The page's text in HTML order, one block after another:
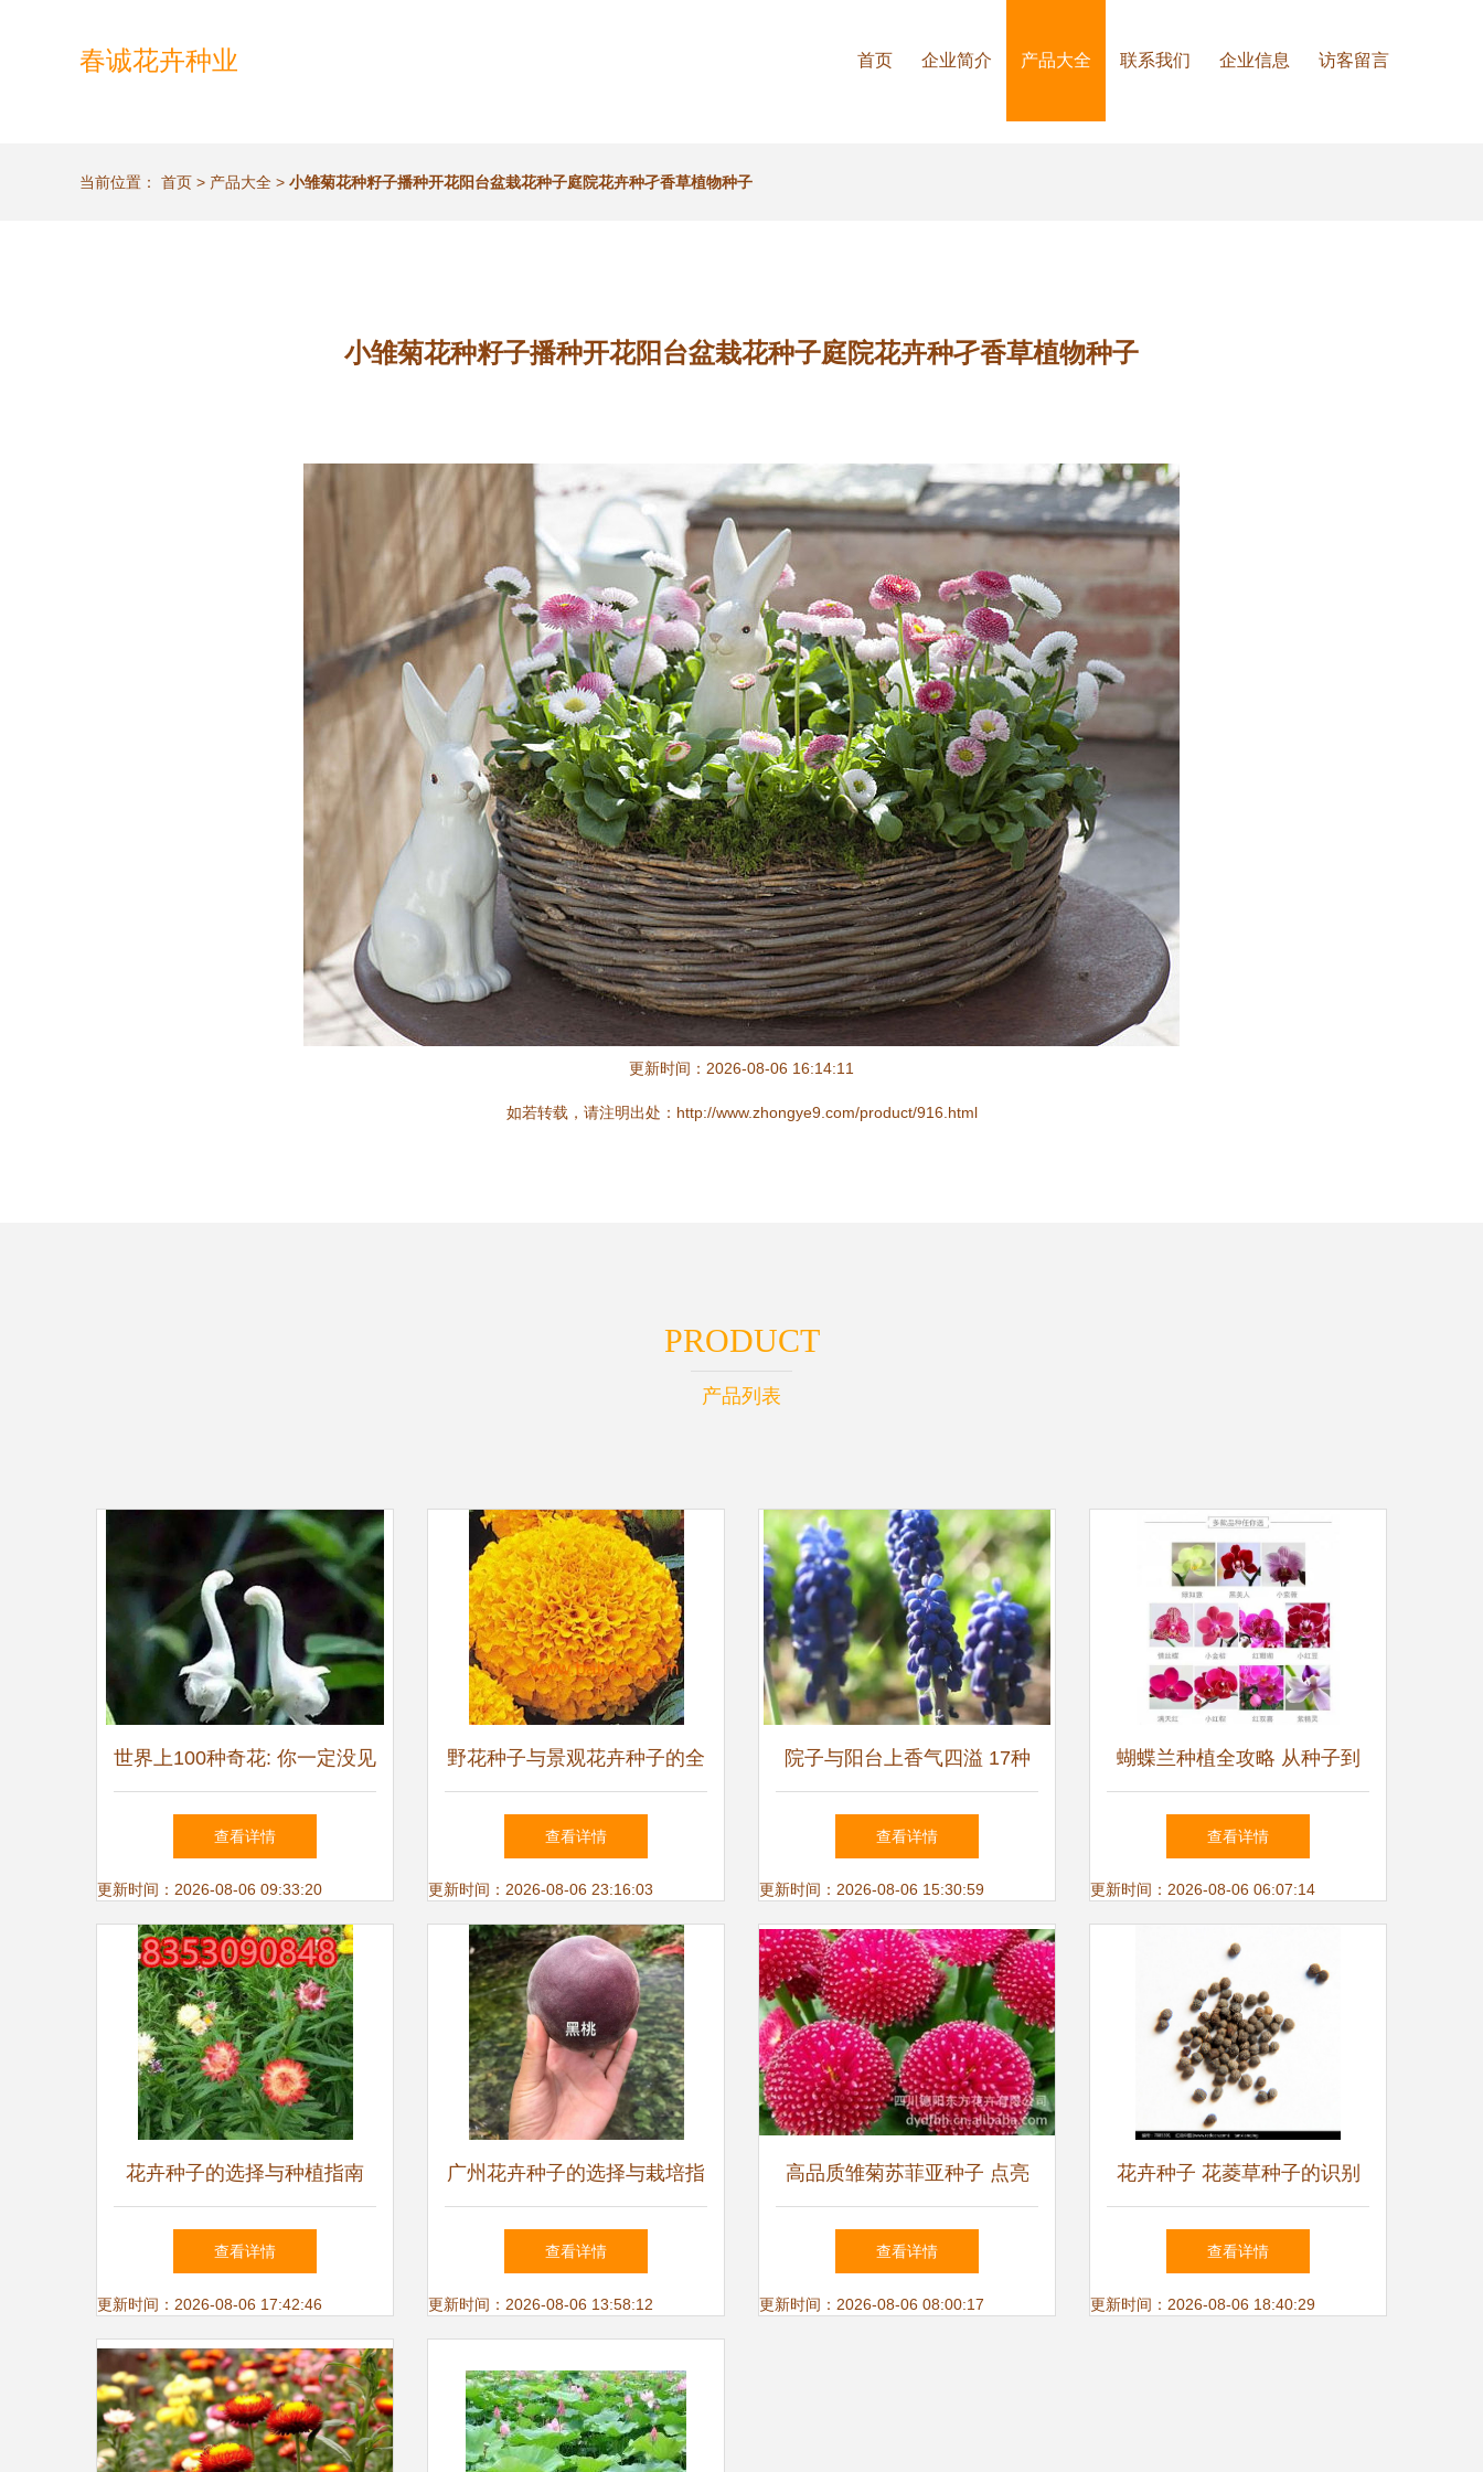
春诚花卉种业 首页 企业简介 产品大全 联系我们 企业信息 访客留言
当前位置： 首页 > 产品大全 > 小雏菊花种籽子播种开花阳台盆栽花种子庭院花卉种孑香草植物种子
小雏菊花种籽子播种开花阳台盆栽花种子庭院花卉种孑香草植物种子
更新时间：2026-08-06 16:14:11
如若转载，请注明出处：http://www.zhongye9.com/product/916.html
PRODUCT
产品列表
世界上100种奇花: 你一定没见
过的奇异花卉种子
查看详情
更新时间：2026-08-06 09:33:20
野花种子与景观花卉种子的全
面指南
查看详情
更新时间：2026-08-06 23:16:03
院子与阳台上香气四溢 17种
芳香花卉种植指南及香味排名
查看详情
更新时间：2026-08-06 15:30:59
蝴蝶兰种植全攻略 从种子到
盛开的完美旅程
查看详情
更新时间：2026-08-06 06:07:14
花卉种子的选择与种植指南
查看详情
更新时间：2026-08-06 17:42:46
广州花卉种子的选择与栽培指
南
查看详情
更新时间：2026-08-06 13:58:12
高品质雏菊苏菲亚种子 点亮
花园的纯净之美
查看详情
更新时间：2026-08-06 08:00:17
花卉种子 花菱草种子的识别
与种植指南
查看详情
更新时间：2026-08-06 18:40:29